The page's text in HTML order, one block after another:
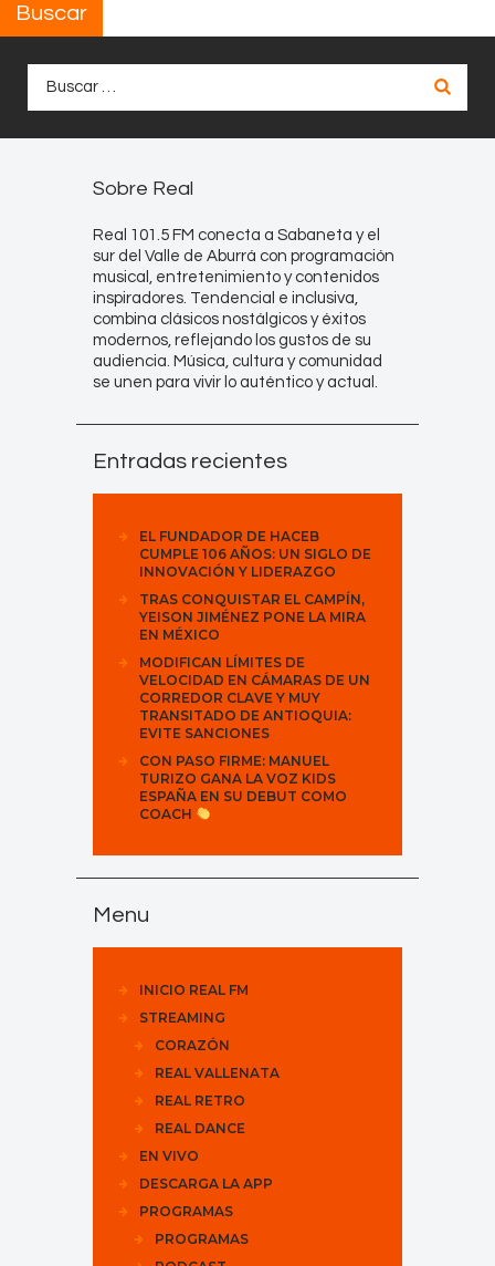
Buscar
Sobre Real
Real 101.5 FM conecta a Sabaneta y el
sur del Valle de Aburrá con programación
musical, entretenimiento y contenidos
inspiradores. Tendencial e inclusiva,
combina clásicos nostálgicos y éxitos
modernos, reflejando los gustos de su
audiencia. Música, cultura y comunidad
se unen para vivir lo auténtico y actual.
Entradas recientes
EL FUNDADOR DE HACEB
CUMPLE 106 AÑOS: UN SIGLO DE
INNOVACIÓN Y LIDERAZGO
TRAS CONQUISTAR EL CAMPÍN,
YEISON JIMÉNEZ PONE LA MIRA
EN MÉXICO
MODIFICAN LÍMITES DE
VELOCIDAD EN CÁMARAS DE UN
CORREDOR CLAVE Y MUY
TRANSITADO DE ANTIOQUIA:
EVITE SANCIONES
CON PASO FIRME: MANUEL
TURIZO GANA LA VOZ KIDS
ESPAÑA EN SU DEBUT COMO
COACH
Menu
INICIO REAL FM
STREAMING
CORAZÓN
REAL VALLENATA
REAL RETRO
REAL DANCE
EN VIVO
DESCARGA LA APP
PROGRAMAS
PROGRAMAS